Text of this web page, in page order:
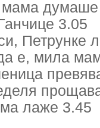
мама
3.05
Петрунке
е, мила
лаже 3.45